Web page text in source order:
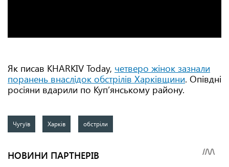
Як писав KHARKIV Today, четверо жінок зазнали
поранень внаслідок обстрілів Харківщини. Опівдні
росіяни вдарили по Куп’янському району.
Чугуїв Харків обстріли